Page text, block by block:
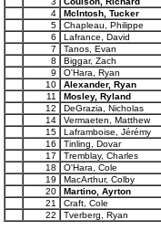
4
McIntosh, Tucker
5
Chapleau, Philippe
6
Lafrance, David
7
Tanos, Evan
8
Biggar, Zach
9
O'Hara, Ryan
10
Alexander, Ryan
11
Mosley, Ryland
12
DeGrazia, Nicholas
14
Vermaeten, Matthew
15
Laframboise, Jérémy
16
Tinling, Dovar
17
Tremblay, Charles
18
O'Hara, Cole
19
MacArthur, Colby
20
Martino, Ayrton
21
Craft, Cole
22
Tverberg, Ryan